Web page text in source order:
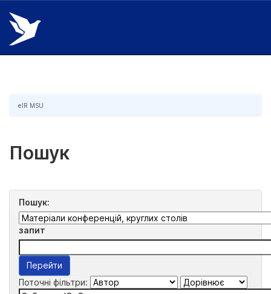
Skip
navigation
eIR MSU
Пошук
Пошук:
запит
Поточні фільтри: